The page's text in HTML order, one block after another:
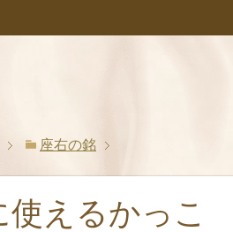
座右の銘
えるかっこ